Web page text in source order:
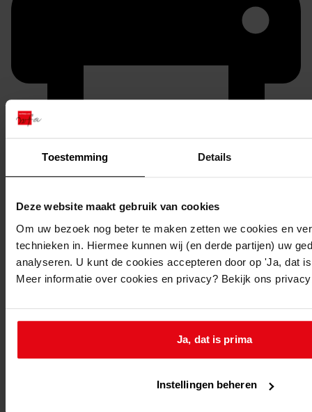
Toestemming Details
Deze website maakt gebruik van cookies
Om uw bezoek nog beter te maken zetten we cookies en
technieken in. Hiermee kunnen wij (en derde partijen) uw
analyseren. U kunt de cookies accepteren door op 'Ja, dat
Meer informatie over cookies en privacy? Bekijk ons
Ja, dat is prima
Instellingen beheren
Printen
Inventaris
Inv.nrs. 1101-1200
1148Bouw transformatorstation, 1978
1978